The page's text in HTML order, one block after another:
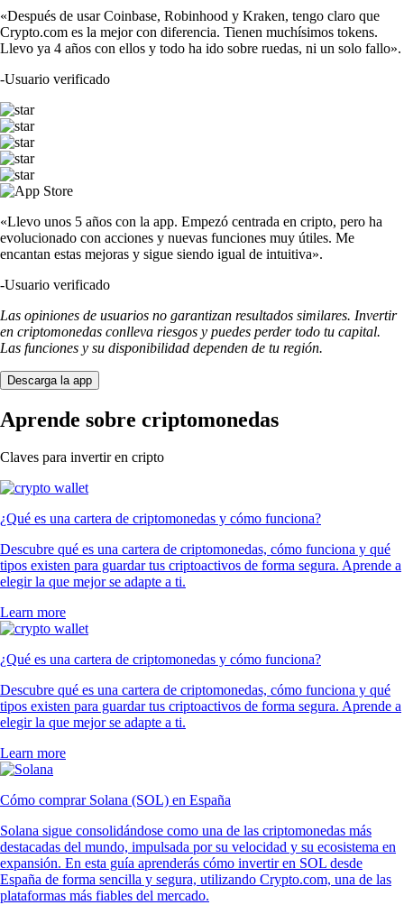
«Después de usar Coinbase, Robinhood y Kraken, tengo claro que
Crypto.com es la mejor con diferencia. Tienen muchísimos tokens.
Llevo ya 4 años con ellos y todo ha ido sobre ruedas, ni un solo fallo».
-Usuario verificado
«Llevo unos 5 años con la app. Empezó centrada en cripto, pero ha
evolucionado con acciones y nuevas funciones muy útiles. Me
encantan estas mejoras y sigue siendo igual de intuitiva».
-Usuario verificado
Las opiniones de usuarios no garantizan resultados similares. Invertir
en criptomonedas conlleva riesgos y puedes perder todo tu capital.
Las funciones y su disponibilidad dependen de tu región.
Descarga la app
Aprende sobre criptomonedas
Claves para invertir en cripto
¿Qué es una cartera de criptomonedas y cómo funciona?
Descubre qué es una cartera de criptomonedas, cómo funciona y qué
tipos existen para guardar tus criptoactivos de forma segura. Aprende a
elegir la que mejor se adapte a ti.
Learn more
¿Qué es una cartera de criptomonedas y cómo funciona?
Descubre qué es una cartera de criptomonedas, cómo funciona y qué
tipos existen para guardar tus criptoactivos de forma segura. Aprende a
elegir la que mejor se adapte a ti.
Learn more
Cómo comprar Solana (SOL) en España
Solana sigue consolidándose como una de las criptomonedas más
destacadas del mundo, impulsada por su velocidad y su ecosistema en
expansión. En esta guía aprenderás cómo invertir en SOL desde
España de forma sencilla y segura, utilizando Crypto.com, una de las
plataformas más fiables del mercado.